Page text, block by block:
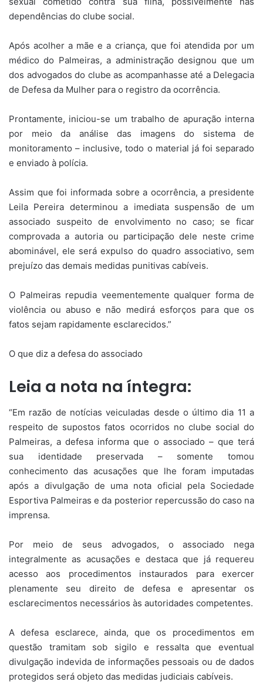
dependências do clube social.
Após acolher a mãe e a criança, que foi atendida por um
médico do Palmeiras, a administração designou que um
dos advogados do clube as acompanhasse até a Delegacia
de Defesa da Mulher para o registro da ocorrência.
Prontamente, iniciou-se um trabalho de apuração interna
por meio da análise das imagens do sistema de
monitoramento – inclusive, todo o material já foi separado
e enviado à polícia.
Assim que foi informada sobre a ocorrência, a presidente
Leila Pereira determinou a imediata suspensão de um
associado suspeito de envolvimento no caso; se ficar
comprovada a autoria ou participação dele neste crime
abominável, ele será expulso do quadro associativo, sem
prejuízo das demais medidas punitivas cabíveis.
O Palmeiras repudia veementemente qualquer forma de
violência ou abuso e não medirá esforços para que os
fatos sejam rapidamente esclarecidos.”
O que diz a defesa do associado
Leia a nota na íntegra:
“Em razão de notícias veiculadas desde o último dia 11 a
respeito de supostos fatos ocorridos no clube social do
Palmeiras, a defesa informa que o associado – que terá
sua identidade preservada – somente tomou
conhecimento das acusações que lhe foram imputadas
após a divulgação de uma nota oficial pela Sociedade
Esportiva Palmeiras e da posterior repercussão do caso na
imprensa.
Por meio de seus advogados, o associado nega
integralmente as acusações e destaca que já requereu
acesso aos procedimentos instaurados para exercer
plenamente seu direito de defesa e apresentar os
esclarecimentos necessários às autoridades competentes.
A defesa esclarece, ainda, que os procedimentos em
questão tramitam sob sigilo e ressalta que eventual
divulgação indevida de informações pessoais ou de dados
protegidos será objeto das medidas judiciais cabíveis.